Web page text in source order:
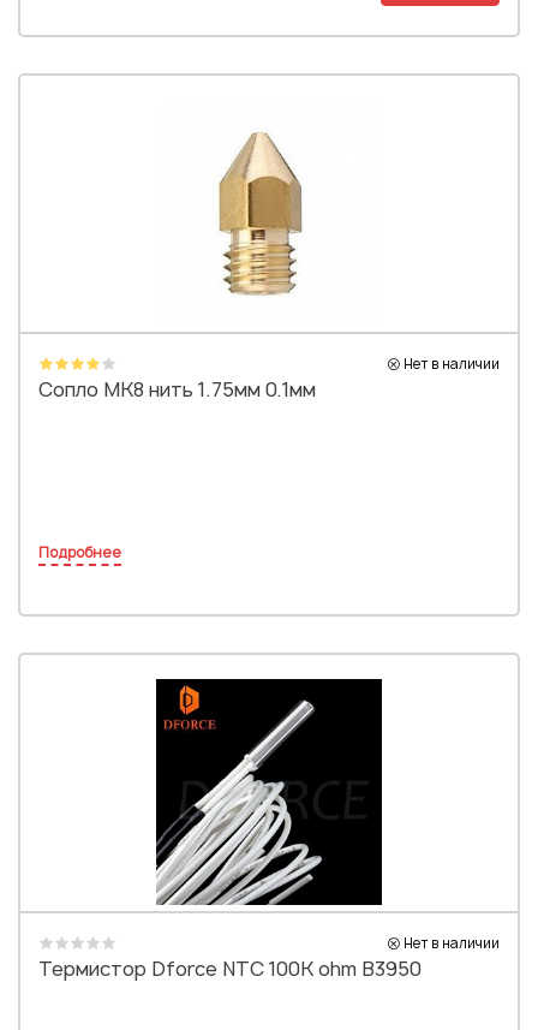
Нет в наличии
Сопло MK8 нить 1.75мм 0.1мм
Подробнее
Нет в наличии
Термистор Dforce NTC 100K ohm B3950